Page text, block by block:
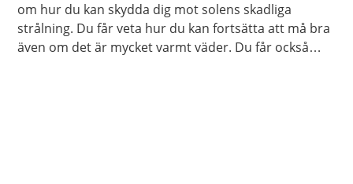
om hur du kan skydda dig mot solens skadliga
strålning. Du får veta hur du kan fortsätta att må bra
även om det är mycket varmt väder. Du får också